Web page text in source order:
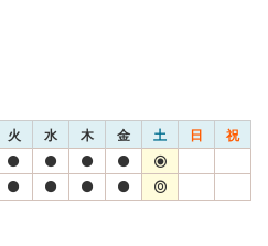
火 水 木 金 土 日 祝